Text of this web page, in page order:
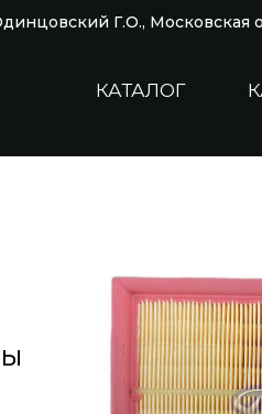
Г.О., Московская
КАТАЛОГ